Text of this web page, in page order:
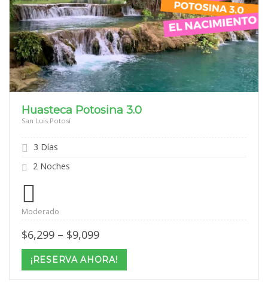
Huasteca Potosina 3.0
San Luis Potosí
3 Días
2 Noches
Moderado
$6,299 – $9,099Price
$6,299
through
$9,099
¡RESERVA AHORA!